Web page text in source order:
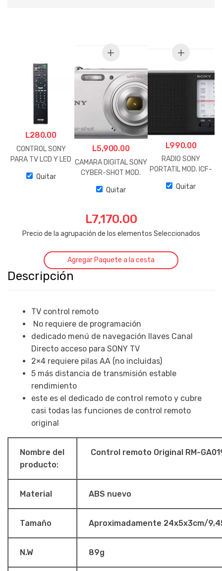
L280.00
CONTROL SONY
PARA TV LCD Y LED
Quitar
L5,900.00
CAMARA DIGITAL SONY
CYBER-SHOT MOD.
Quitar
L990.00
RADIO SONY
PORTATIL MOD. ICF-
Quitar
L7,170.00
Precio de la agrupación de los elementos Seleccionados
Agregar Paquete a la cesta
Descripción
TV control remoto
No requiere de programación
dedicado menú de navegación llaves Canal
Directo acceso para SONY TV
2×4 requiere pilas AA (no incluidas)
5 más distancia de transmisión estable
rendimiento
este es el dedicado de control remoto y cubre
casi todas las funciones de control remoto
original
Nombre del
producto:
Control remoto Original RM-
Material ABS nuevo
Tamaño Aproximadamente 24x5x3cm/
N.W 89g